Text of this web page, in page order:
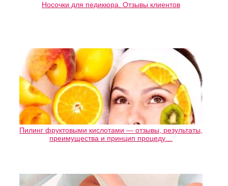
Носочки для педикюра. Отзывы клиентов
Пилинг фруктовыми кислотами — отзывы, результаты,
преимущества и принцип процеду…